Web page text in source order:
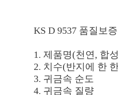
KS D 9537 품질보
1. 제품명(천연, 합
2. 치수(반지에 한
3. 귀금속 순도
4. 귀금속 질량